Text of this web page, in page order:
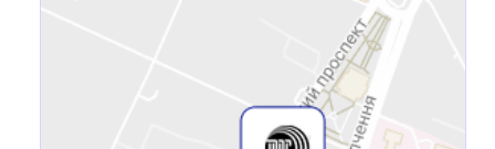
Ссылка для мобильных устройств